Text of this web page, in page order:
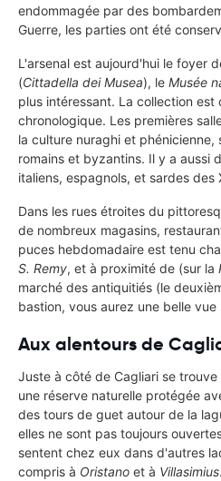
endommagée par des
Guerre, les parties ont été
L'arsenal est aujourd'hui le foyer
(Cittadella dei Musea), le Musée
plus intéressant. La collection est
chronologique. Les premières
la culture nuraghi et phénicienne,
romains et byzantins. Il y a aussi
italiens, espagnols, et sardes des
Dans les rues étroites du
de nombreux magasins,
puces hebdomadaire est tenu
S. Remy, et à proximité de (sur la
marché des antiquitiés (le
bastion, vous aurez une belle vue
Aux alentours de
Juste à côté de Cagliari se trouve
une réserve naturelle protégée
des tours de guet autour de la
elles ne sont pas toujours
sentent chez eux dans d'autres
compris à Oristano et à Villasimius